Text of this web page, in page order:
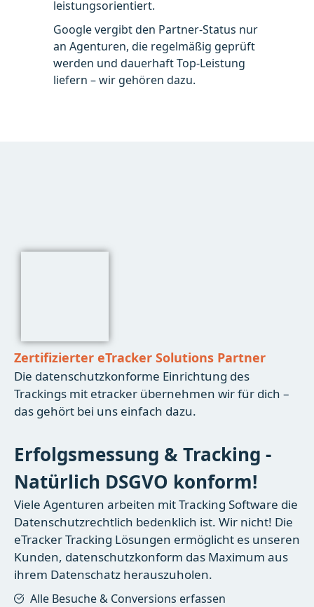
leistungsorientiert.
Google vergibt den Partner-Status nur
an Agenturen, die regelmäßig geprüft
werden und dauerhaft Top-Leistung
liefern – wir gehören dazu.
Erfolgsmessung & Tracking -
Natürlich DSGVO konform!
Viele Agenturen arbeiten mit Tracking Software die
Datenschutzrechtlich bedenklich ist. Wir nicht! Die
eTracker Tracking Lösungen ermöglicht es unseren
Kunden, datenschutzkonform das Maximum aus
ihrem Datenschatz herauszuholen.
Alle Besuche & Conversions erfassen
Zertifizierter eTracker Solutions Partner
Die datenschutzkonforme Einrichtung des
Trackings mit etracker übernehmen wir für dich –
das gehört bei uns einfach dazu.